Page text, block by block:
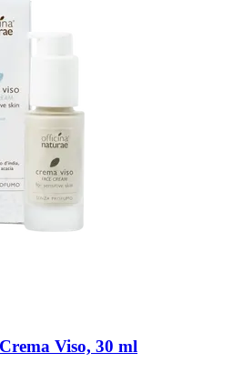
Crema Viso, 30 ml